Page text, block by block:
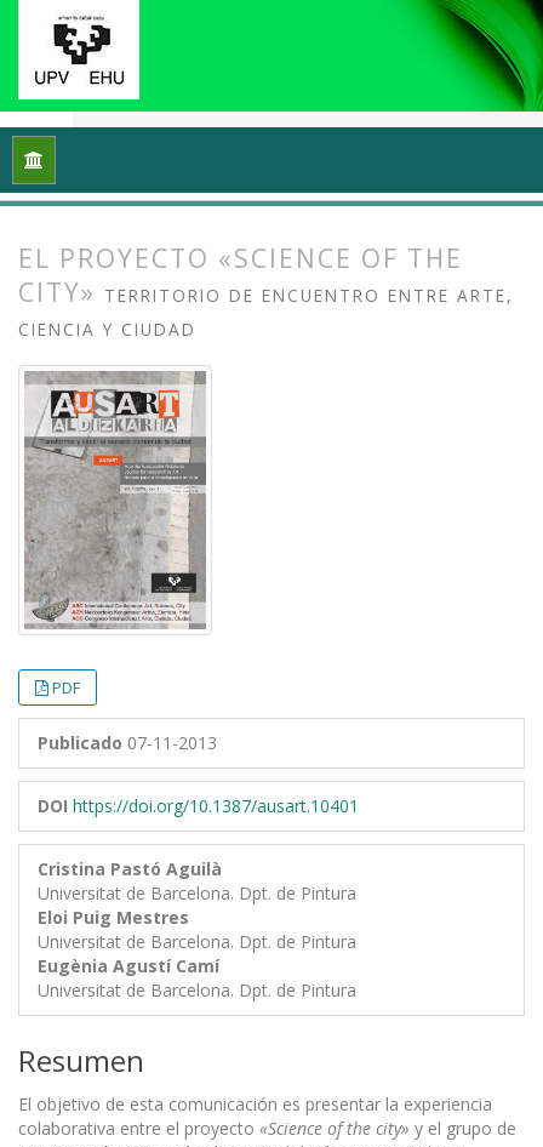
Inicio
EL PROYECTO «SCIENCE OF THE
CITY» TERRITORIO DE ENCUENTRO ENTRE ARTE,
CIENCIA Y CIUDAD
PDF
Publicado 07-11-2013
DOI https://doi.org/10.1387/ausart.10401
Cristina Pastó Aguilà
Universitat de Barcelona. Dpt. de Pintura
Eloi Puig Mestres
Universitat de Barcelona. Dpt. de Pintura
Eugènia Agustí Camí
Universitat de Barcelona. Dpt. de Pintura
Resumen
El objetivo de esta comunicación es presentar la experiencia
colaborativa entre el proyecto «Science of the city» y el grupo de